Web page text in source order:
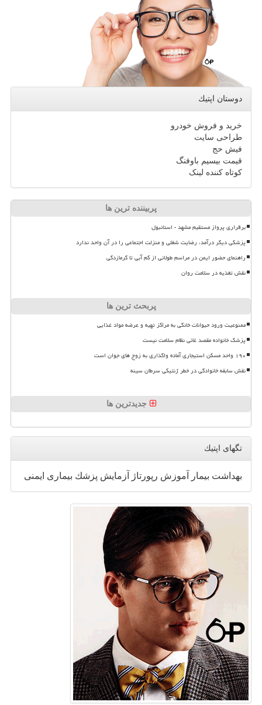
دوستان اپتیك
خرید و فروش خودرو
طراحی سایت
فیش حج
قیمت بیسیم باوفنگ
کوتاه کننده لینک
پربیننده ترین ها
برقراری پرواز مستقیم مشهد - استانبول
پزشکی دیگر درآمد، رضایت شغلی و منزلت اجتماعی را در آن واحد ندارد
راهنمای حضور ایمن در مراسم طولانی از کم آبی تا گرمازدگی
نقش تغذیه در سلامت روان
پربحث ترین ها
ممنوعیت ورود حیوانات خانگی به مراکز تهیه و عرضه مواد غذایی
پزشک خانواده مقصد غائی نظام سلامت نیست
۱۹۰ واحد مسکن استیجاری آماده واگذاری به زوج های جوان است
نقش سابقه خانوادگی در خطر ژنتیکی سرطان سینه
جدیدترین ها
تگهای اپتیك
بهداشت بیمار آموزش رپورتاژ آزمایش پزشك بیماری ایمنی